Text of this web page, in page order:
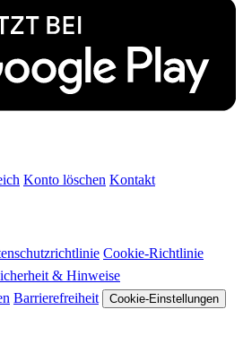
Konto löschen Kontakt
Cookie-Richtlinie
& Hinweise
Barrierefreiheit Cookie-Einstellungen